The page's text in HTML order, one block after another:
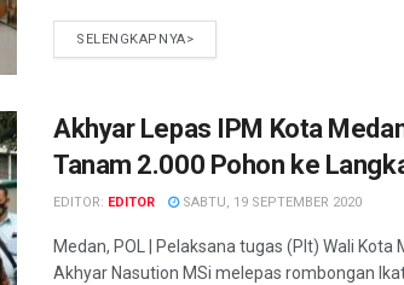
SELENGKAPNYA>
Akhyar Lepas IPM Kota
Tanam 2.000 Pohon ke
EDITOR: EDITOR SABTU, 19 SEPTEMBER 2020
Medan, POL | Pelaksana tugas (Plt) Wali Kota
Akhyar Nasution MSi melepas rombongan